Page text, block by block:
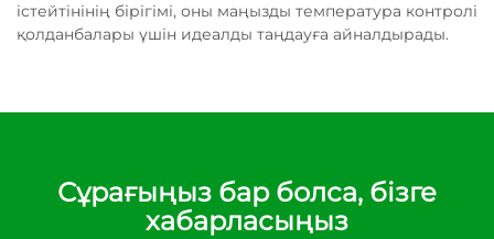
істейтінінің бірігімі, оны маңызды температура контролі
қолданбалары үшін идеалды таңдауға айналдырады.
Сұрағыңыз бар болса, бізге
хабарласыңыз